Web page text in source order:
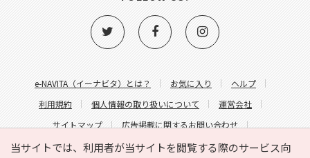
当サイトでは、利用者が当サイトを閲覧する際のサービス向
e-NAVITA（イーナビタ）とは？ お気に入り
ヘルプ
利用規約
個人情報の取り扱いについて
運営会社
サイトマップ
広告掲載に関するお問い合わせ
サイトの内容に関するお問い合わせ